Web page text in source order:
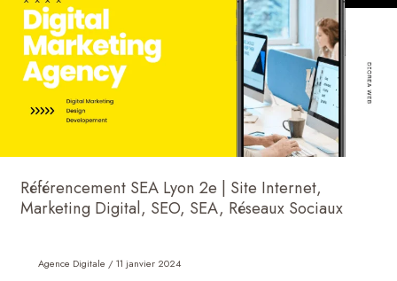
Référencement SEA Lyon 2e | Site Internet,
Marketing Digital, SEO, SEA, Réseaux Sociaux
Agence Digitale /11 janvier 2024
2e
|
Site
Internet,
Marketing
Digital,
SEA,
Réseaux
Sociaux